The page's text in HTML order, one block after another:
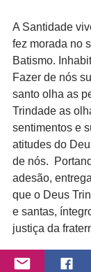
A Santidade
fez morada no
Batismo.
Fazer de nós
santo olha as
Trindade as
sentimentos e
atitudes do
de nós.
adesão,
que o Deus
e santas,
justiça da